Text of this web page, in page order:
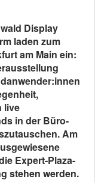
Display
laden zum
am Main ein:
live
in der Büro-
Am
Expert-Plaza-
stehen werden.